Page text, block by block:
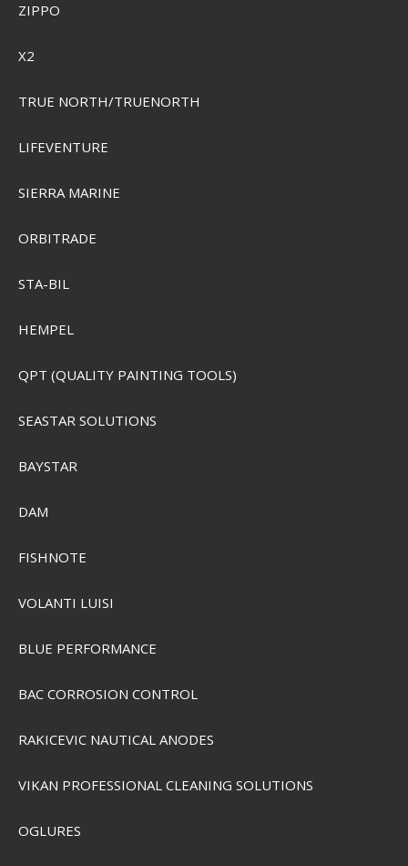
SEK 587,00
ZIPPO
X2
TRUE NORTH/TRUENORTH
LIFEVENTURE
SIERRA MARINE
ORBITRADE
STA-BIL
HEMPEL
QPT (QUALITY PAINTING TOOLS)
SEASTAR SOLUTIONS
BAYSTAR
DAM
FISHNOTE
VOLANTI LUISI
BLUE PERFORMANCE
BAC CORROSION CONTROL
RAKICEVIC NAUTICAL ANODES
VIKAN PROFESSIONAL CLEANING SOLUTIONS
OGLURES